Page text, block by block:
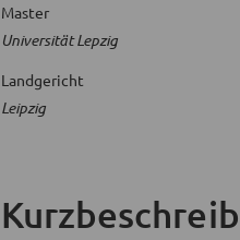
Master
Universität Lepzig
Landgericht
Leipzig